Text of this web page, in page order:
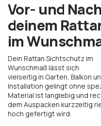
Vor- und
deinem
im
Dein Rattan Sichtschutz im
Wunschmaß lässt sich
vielseitig in Garten, Balkon
Installation gelingt ohne
Material ist langlebig und
dem Auspacken kurzzeitig
hoch gefertigt wird.